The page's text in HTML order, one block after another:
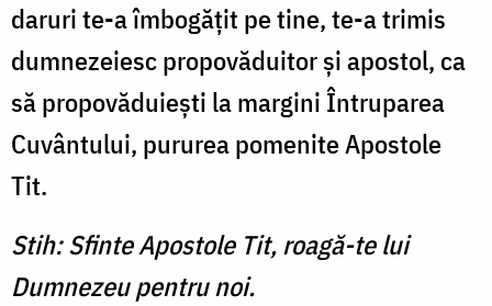
daruri te-a îmbogăţit pe tine, te-a trimis
dumnezeiesc propovăduitor şi apostol, ca
să propovăduieşti la margini Întruparea
Cuvântului, pururea pomenite Apostole
Tit.
Stih: Sfinte Apostole Tit, roagă-te lui
Dumnezeu pentru noi.